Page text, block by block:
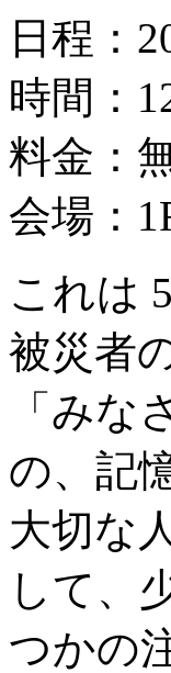
日程：
時間：
料金：
会場：
これは
被災者
「み
の、記
大切な
して、
つかの